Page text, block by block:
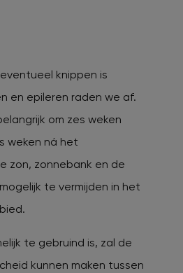
knippen is
en epileren raden we af.
om zes weken
weken ná het
zon, zonnebank en de
te vermijden in het
te gebruind is, zal de
kunnen maken tussen